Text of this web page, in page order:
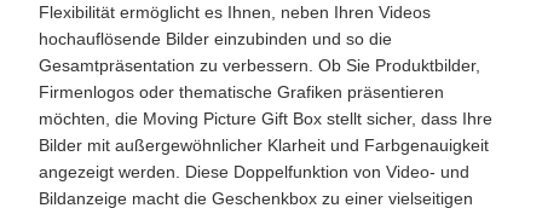
Flexibilität ermöglicht es Ihnen, neben Ihren Videos
hochauflösende Bilder einzubinden und so die
Gesamtpräsentation zu verbessern. Ob Sie Produktbilder,
Firmenlogos oder thematische Grafiken präsentieren
möchten, die Moving Picture Gift Box stellt sicher, dass Ihre
Bilder mit außergewöhnlicher Klarheit und Farbgenauigkeit
angezeigt werden. Diese Doppelfunktion von Video- und
Bildanzeige macht die Geschenkbox zu einer vielseitigen